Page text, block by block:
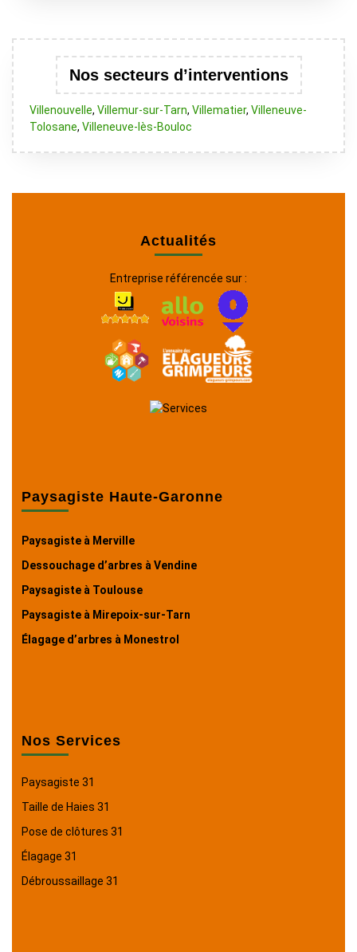
Nos secteurs d’interventions
Villenouvelle, Villemur-sur-Tarn, Villematier, Villeneuve-
Tolosane, Villeneuve-lès-Bouloc
Actualités
Entreprise référencée sur :
Paysagiste Haute-Garonne
Paysagiste à Merville
Dessouchage d’arbres à Vendine
Paysagiste à Toulouse
Paysagiste à Mirepoix-sur-Tarn
Élagage d’arbres à Monestrol
Nos Services
Paysagiste 31
Taille de Haies 31
Pose de clôtures 31
Élagage 31
Débroussaillage 31